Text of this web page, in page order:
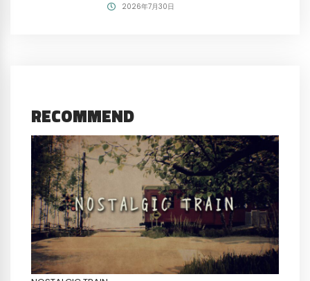
2026年7月30日
RECOMMEND